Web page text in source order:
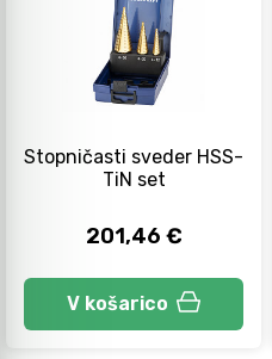
Stopničasti sveder HSS-
TiN set
201,46 €
V košarico